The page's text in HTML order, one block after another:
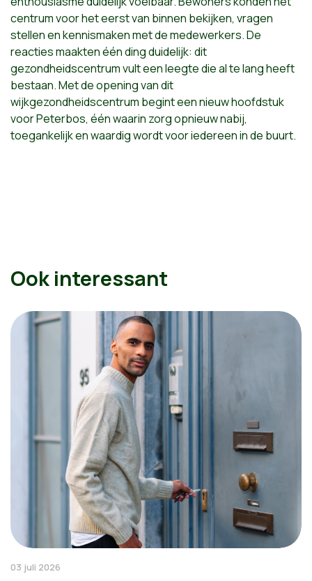
centrum voor het eerst van binnen bekijken, vragen
stellen en kennismaken met de medewerkers. De
reacties maakten één ding duidelijk: dit
gezondheidscentrum vult een leegte die al te lang heeft
bestaan. Met de opening van dit
wijkgezondheidscentrum begint een nieuw hoofdstuk
voor Peterbos, één waarin zorg opnieuw nabij,
toegankelijk en waardig wordt voor iedereen in de buurt.
Ook interessant
03 juli 2026